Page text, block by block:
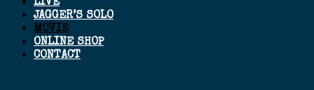
LIVE
JAGGER’S SOLO
MOVIE
ONLINE SHOP
CONTACT